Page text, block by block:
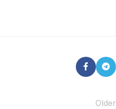
Older